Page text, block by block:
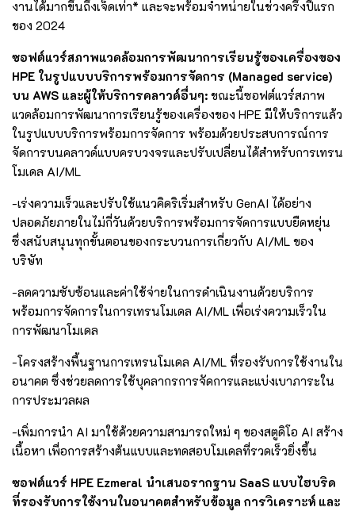
งานได้มากขึ้นถึงเจ็ดเท่า* และจะพร้อมจำหน่ายในช่วงครึ่งปีแรก
ของ 2024
ซอฟต์แวร์สภาพแวดล้อมการพัฒนาการเรียนรู้ของเครื่องของ
HPE ในรูปแบบบริการพร้อมการจัดการ (Managed service)
บน AWS และผู้ให้บริการคลาวด์อื่นๆ: ขณะนี้ซอฟต์แวร์สภาพ
แวดล้อมการพัฒนาการเรียนรู้ของเครื่องของ HPE มีให้บริการแล้ว
ในรูปแบบบริการพร้อมการจัดการ พร้อมด้วยประสบการณ์การ
จัดการบนคลาวด์แบบครบวงจรและปรับเปลี่ยนได้สำหรับการเทรน
โมเดล AI/ML
-เร่งความเร็วและปรับใช้แนวคิดริเริ่มสำหรับ GenAI ได้อย่าง
ปลอดภัยภายในไม่กี่วันด้วยบริการพร้อมการจัดการแบบยืดหยุ่น
ซึ่งสนับสนุนทุกขั้นตอนของกระบวนการเกี่ยวกับ AI/ML ของ
บริษัท
-ลดความซับซ้อนและค่าใช้จ่ายในการดำเนินงานด้วยบริการ
พร้อมการจัดการในการเทรนโมเดล AI/ML เพื่อเร่งความเร็วใน
การพัฒนาโมเดล
-โครงสร้างพื้นฐานการเทรนโมเดล AI/ML ที่รองรับการใช้งานใน
อนาคต ซึ่งช่วยลดการใช้บุคลากรการจัดการและแบ่งเบาภาระใน
การประมวลผล
-เพิ่มการนำ AI มาใช้ด้วยความสามารถใหม่ ๆ ของสตูดิโอ AI สร้าง
เนื้อหา เพื่อการสร้างต้นแบบและทดสอบโมเดลที่รวดเร็วยิ่งขึ้น
ซอฟต์แวร์ HPE Ezmeral นำเสนอรากฐาน SaaS แบบไฮบริด
ที่รองรับการใช้งานในอนาคตสำหรับข้อมูล การวิเคราะห์ และ